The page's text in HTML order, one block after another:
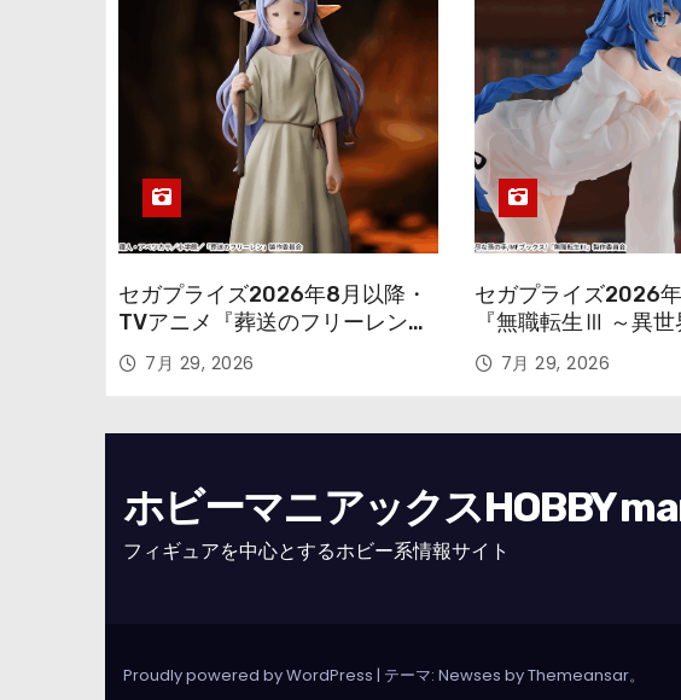
セガプライズ2026年8月以降・
TVアニメ『葬送のフリーレン』
鉱山で300年働くことになっっ
ちゃった「フリーレン」を立体
7月 29, 2026
セガプライズ2026
『無職転生Ⅲ ～異世
本気だす～』から「
のフィギュアが登場！
7月 29, 2026
ホビーマニアックスHOBBY
フィギュアを中心とするホビー系情報サイト
Proudly powered by WordPress | テーマ: Newses byThemeansar。